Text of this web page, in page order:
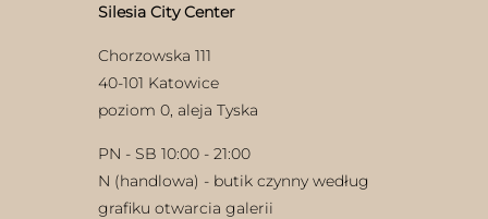
Silesia City Center
Chorzowska 111
40-101 Katowice
poziom 0, aleja Tyska
PN - SB 10:00 - 21:00
N (handlowa) - butik czynny według
grafiku otwarcia galerii